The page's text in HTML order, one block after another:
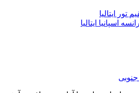
ایتالیا
اسپانیا ایتالیا
جنوبی